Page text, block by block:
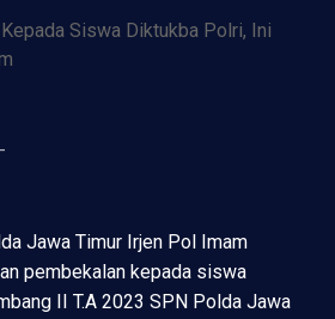
Jawa Timur Irjen Pol Imam
pembekalan kepada siswa
II T.A 2023 SPN Polda Jawa